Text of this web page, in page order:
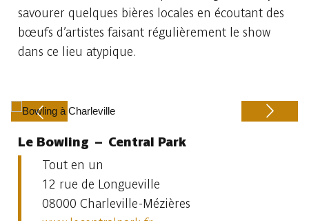
savourer quelques bières locales en écoutant des
bœufs d’artistes faisant régulièrement le show
dans ce lieu atypique.
Le Bowling – Central Park
Tout en un
12 rue de Longueville
08000 Charleville-Mézières
Previous